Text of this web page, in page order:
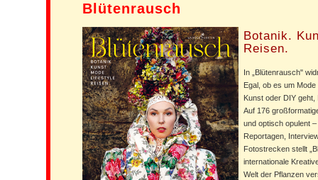
Blütenrausch
Botanik.
Reisen.
In „Blütenrausch"
Egal, ob es um
Kunst oder DIY
Auf 176
und optisch opulent
Reportagen,
Fotostrecken stellt
internationale
Welt der Pflanzen